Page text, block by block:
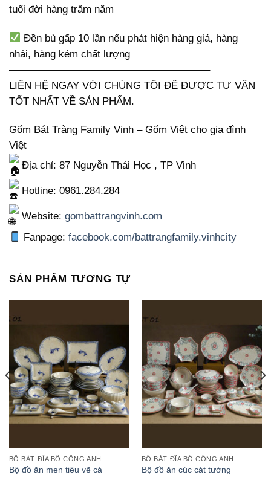
tuổi đời hàng trăm năm
Đền bù gấp 10 lần nếu phát hiện hàng giả, hàng
nhái, hàng kém chất lượng
———————————————————–
LIÊN HỆ NGAY VỚI CHÚNG TÔI ĐỂ ĐƯỢC TƯ VẤN
TỐT NHẤT VỀ SẢN PHẨM.
Gốm Bát Tràng Family Vinh – Gốm Việt cho gia đình
Việt
Địa chỉ: 87 Nguyễn Thái Học , TP Vinh
Hotline: 0961.284.284
Website: gombattrangvinh.com
Fanpage:facebook.com/battrangfamily.vinhcity
SẢN PHẨM TƯƠNG TỰ
BỘ BÁT ĐĨA BỒ CÔNG ANH
Bộ đồ ăn men tiêu vẽ cá
BỘ BÁT ĐĨA BỒ CÔNG ANH
Bộ đồ ăn cúc cát tường